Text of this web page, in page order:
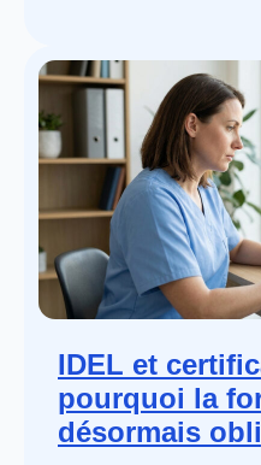
IDEL et
pourquoi la
désormais